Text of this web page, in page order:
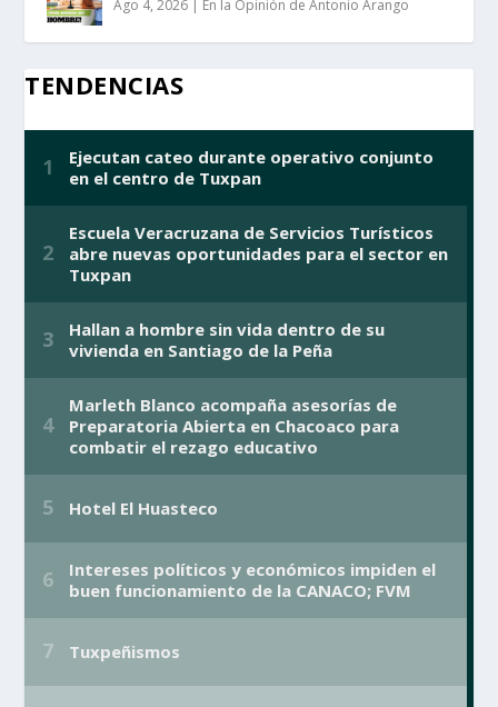
Ago 4, 2026 | En la Opinión de Antonio Arango
TENDENCIAS